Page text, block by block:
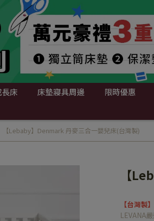
床 床墊寢具周邊 限時優惠
【Lebaby】Denmark 丹麥三合一嬰兒床(台灣製)
【
【台灣製
LEVANA